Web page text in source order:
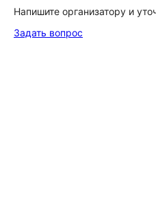
Напишите организатору и
Задать вопрос